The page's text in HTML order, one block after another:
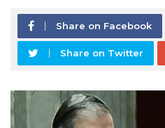
Share on Facebook
Share on Twitter